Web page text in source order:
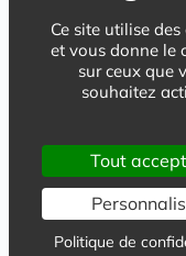
Pro
NOS AUTRES
© Australis 2026 -
Ce site utilise
et vous donne le
sur ceux que
souhaitez
Tout
Politique de